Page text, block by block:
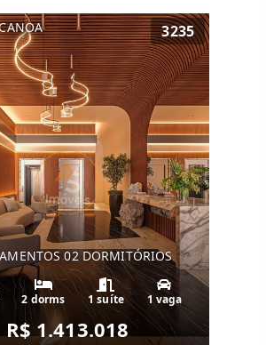
3235
02 DORMITÓRIOS
2 dorms 1 suíte 1 vaga
R$ 1.413.018